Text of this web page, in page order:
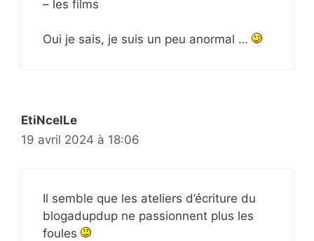
– les films
Oui je sais, je suis un peu anormal …
EtiNcelLe
19 avril 2024 à 18:06
Il semble que les ateliers d’écriture du
blogadupdup ne passionnent plus les
foules